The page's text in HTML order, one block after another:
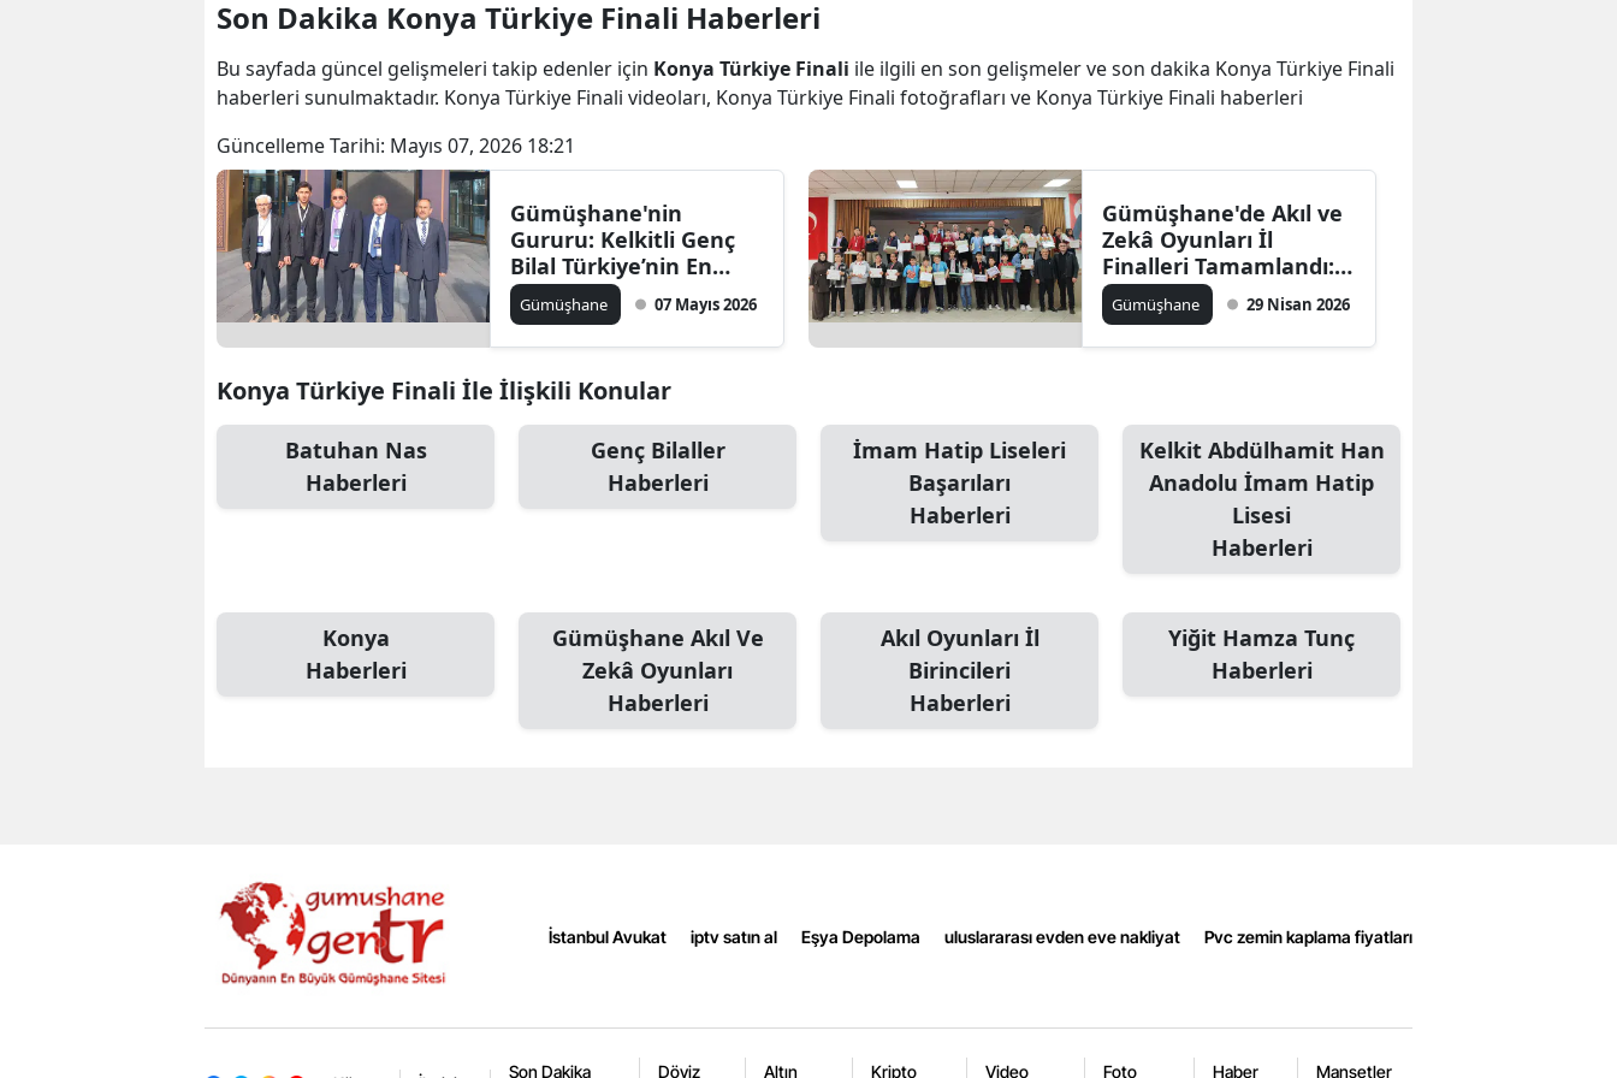
Bingöl
Bolu
Burdur
Bursa
Çanakkale
Çorum
Diyarbakır
Elazığ
Isparta
Son Dakika Konya Türkiye Finali Haberleri
Bu sayfada güncel gelişmeleri takip edenler için Konya Türkiye Finali ile ilgili en son gelişmeler ve son dakika Konya Türkiye Finali
haberleri sunulmaktadır. Konya Türkiye Finali videoları, Konya Türkiye Finali fotoğrafları ve Konya Türkiye Finali haberleri
Güncelleme Tarihi: Mayıs 07, 2026 18:21
Gümüşhane'nin
Gururu: Kelkitli Genç
Bilal Türkiye’nin En
İyileri Arasına Girdi!
Gümüşhane 07 Mayıs 2026
Gümüşhane'de Akıl ve
Zekâ Oyunları İl
Finalleri Tamamlandı:
Şampiyonlar Ödüllerini
Aldı
Gümüşhane 29 Nisan 2026
Konya Türkiye Finali İle İlişkili Konular
Batuhan Nas
Haberleri
Genç Bilaller
Haberleri
İmam Hatip Liseleri
Başarıları
Haberleri
Kelkit Abdülhamit Han
Anadolu İmam Hatip
Lisesi
Haberleri
Konya
Haberleri
Gümüşhane Akıl Ve
Zekâ Oyunları
Haberleri
Akıl Oyunları İl
Birincileri
Haberleri
Yiğit Hamza Tunç
Haberleri
İstanbul Avukat iptv satın al Eşya Depolama uluslararası evden eve nakliyat Pvc zemin kaplama fiyatları
Son Dakika Döviz Altın Kripto Video Foto Haber Manşetler